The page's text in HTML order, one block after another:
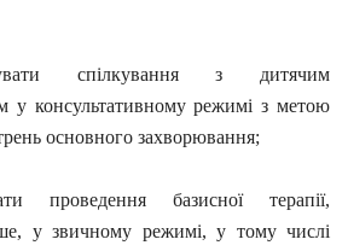
спілкування з дитячим
у консультативному режимі з метою
основного захворювання;
проведення базисної терапії,
у звичному режимі, у тому числі